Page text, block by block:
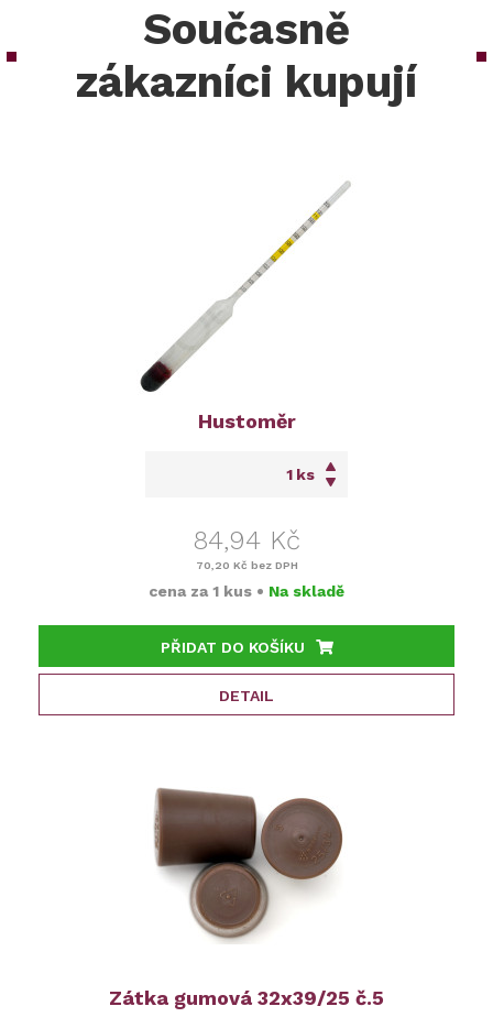
Současně
zákazníci kupují
Hustoměr
ks
84,94 Kč
70,20 Kč bez DPH
cena za 1 kus • Na skladě
PŘIDAT DO KOŠÍKU
DETAIL
Zátka gumová 32x39/25 č.5